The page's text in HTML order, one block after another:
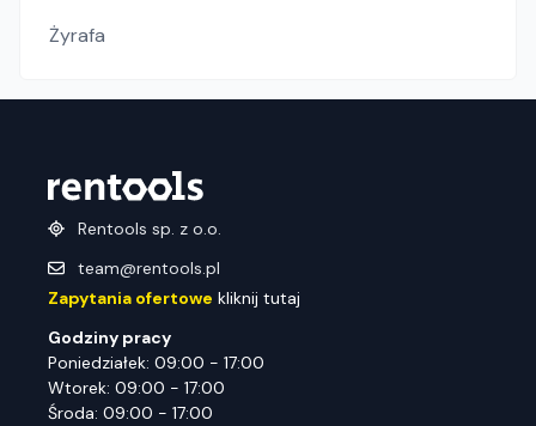
Żyrafa
Rentools sp. z o.o.
team@rentools.pl
Zapytania ofertowe kliknij tutaj
Godziny pracy
Poniedziałek: 09:00 - 17:00
Wtorek: 09:00 - 17:00
Środa: 09:00 - 17:00